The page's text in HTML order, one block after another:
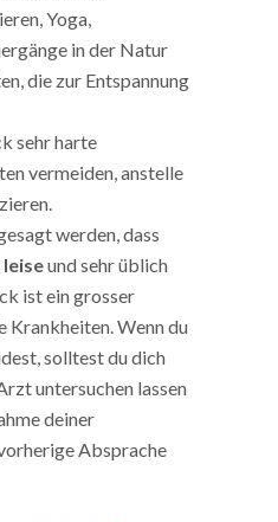
Yoga,
in der Natur
die zur Entspannung
sehr harte
vermeiden, anstelle
werden, dass
und sehr üblich
ist ein grosser
Wenn du
solltest du dich
untersuchen lassen
deiner
Absprache